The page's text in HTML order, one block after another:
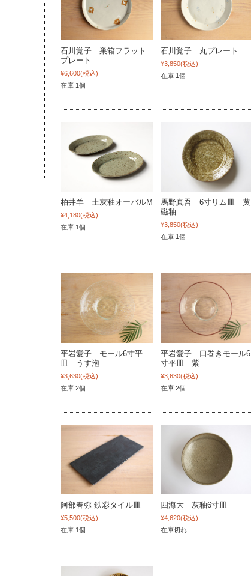
石川覚子 巣箱フラット
プレート
¥6,600(税込)
在庫 1個
石川覚子 丸プレート
¥3,850(税込)
在庫 1個
柏井羊 土灰釉オーバルM
¥4,180(税込)
在庫 1個
馬野真吾 6寸リム皿 黄
磁釉
¥3,850(税込)
在庫 1個
平岩愛子 モール6寸平
皿 うす泡
¥3,630(税込)
在庫 2個
平岩愛子 口巻きモール6
寸平皿 紫
¥3,630(税込)
在庫 2個
阿部春弥 鉄彩タイル皿
¥5,500(税込)
在庫 1個
四海大 灰釉6寸皿
¥4,620(税込)
在庫切れ